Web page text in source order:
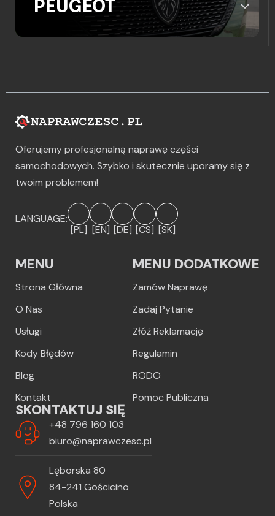
PEUGEOT
Oferujemy profesjonalną naprawę części
samochodowych. Szybko i skutecznie uporamy się z
twoim problemem!
LANGUAGE:
[PL] [EN] [DE] [CS] [SK]
MENU
Strona Główna
O Nas
Usługi
Kody Błędów
Blog
Kontakt
MENU DODATKOWE
Zamów Naprawę
Zadaj Pytanie
Złóż Reklamację
Regulamin
RODO
Pomoc Publiczna
SKONTAKTUJ SIĘ
+48 796 160 103
biuro@naprawczesc.pl
Lęborska 80
84-241 Gościcino
Polska